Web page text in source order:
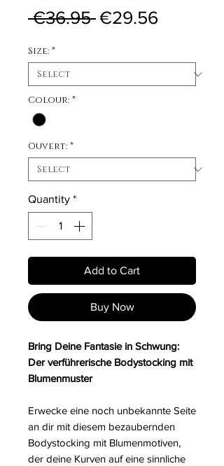
€36.95 Regular Price
€29.56
Size: *
Colour: *
Ouvert: *
Quantity *
Add to Cart
Buy Now
Bring Deine Fantasie in Schwung:
Der verführerische Bodystocking mit
Blumenmuster
Erwecke eine noch unbekannte Seite
an dir mit diesem bezaubernden
Bodystocking mit Blumenmotiven,
der deine Kurven auf eine sinnliche